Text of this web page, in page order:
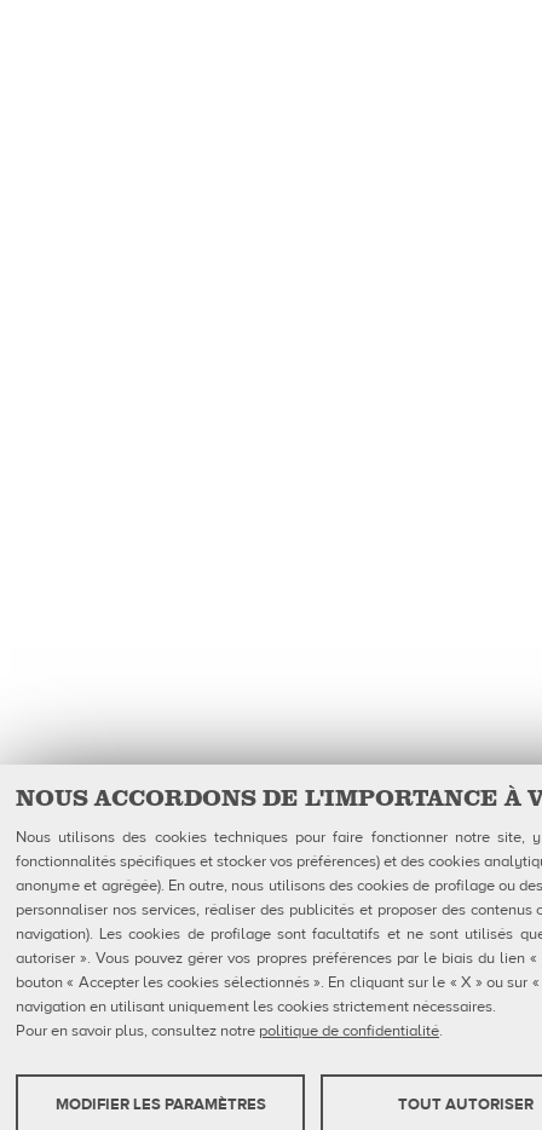
NOUS ACCORDONS DE L'IMPORTANCE À
Nous utilisons des cookies techniques pour faire fonctionner notre site,
fonctionnalités spécifiques et stocker vos préférences) et des cookies
anonyme et agrégée). En outre, nous utilisons des cookies de profilage ou
personnaliser nos services, réaliser des publicités et proposer des
navigation). Les cookies de profilage sont facultatifs et ne sont utilisés
autoriser ». Vous pouvez gérer vos propres préférences par le biais du lien
bouton « Accepter les cookies sélectionnés ». En cliquant sur le « X » ou sur
navigation en utilisant uniquement les cookies strictement nécessaires.
Pour en savoir plus, consultez notre politique de confidentialité.
TOUT AUTORISER
MODIFIER LES PARAMÈTRES